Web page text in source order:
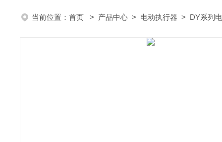
当前位置： 首页 > 产品中心 > 电动执行器 > DY系列